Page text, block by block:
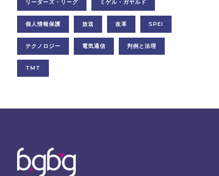
リーダーズ・リーグ ミゲル・ガヤルド
個人情報保護 放送 改革 SPEI
テクノロジー 電気通信 判例と法理
TMT